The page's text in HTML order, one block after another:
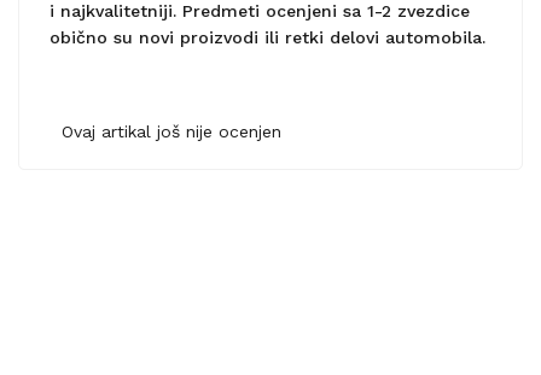
i najkvalitetniji. Predmeti ocenjeni sa 1-2 zvezdice
obično su novi proizvodi ili retki delovi automobila.
Ovaj artikal još nije ocenjen